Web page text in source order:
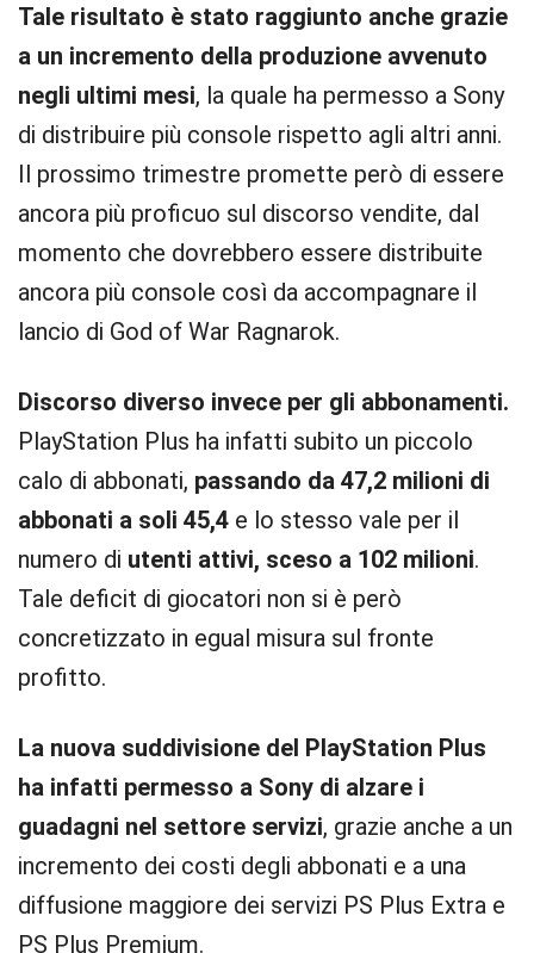
Tale risultato è stato raggiunto anche grazie
a un incremento della produzione avvenuto
negli ultimi mesi, la quale ha permesso a Sony
di distribuire più console rispetto agli altri anni.
Il prossimo trimestre promette però di essere
ancora più proficuo sul discorso vendite, dal
momento che dovrebbero essere distribuite
ancora più console così da accompagnare il
lancio di God of War Ragnarok.
Discorso diverso invece per gli abbonamenti.
PlayStation Plus ha infatti subito un piccolo
calo di abbonati, passando da 47,2 milioni di
abbonati a soli 45,4 e lo stesso vale per il
numero di utenti attivi, sceso a 102 milioni.
Tale deficit di giocatori non si è però
concretizzato in egual misura sul fronte
profitto.
La nuova suddivisione del PlayStation Plus
ha infatti permesso a Sony di alzare i
guadagni nel settore servizi, grazie anche a un
incremento dei costi degli abbonati e a una
diffusione maggiore dei servizi PS Plus Extra e
PS Plus Premium.